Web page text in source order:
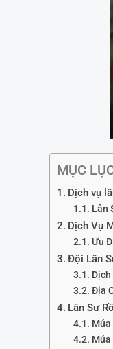
MỤC
Dịch vụ
Lân
Dịch Vụ
Ưu
Đội Lân
Địa
Lân Sư
Múa
Múa